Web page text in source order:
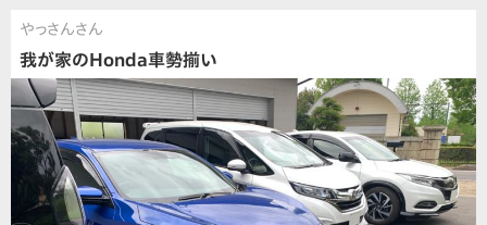
やっさんさん
我が家のHonda車勢揃い